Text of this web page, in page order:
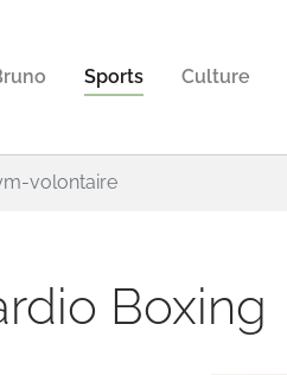
Sports Culture
volontaire
Boxing